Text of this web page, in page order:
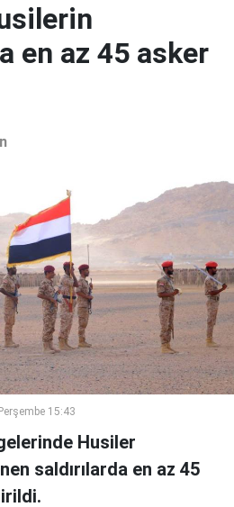
en az 45 asker
15:43
Husiler
saldırılarda en az 45